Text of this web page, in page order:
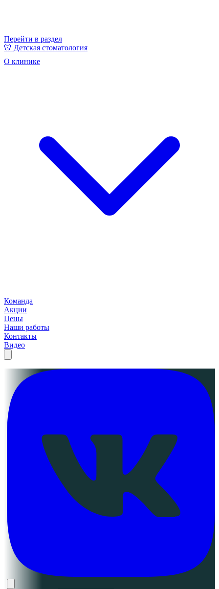
Перейти в раздел
🦷 Детская стоматология
О клинике
Команда
Акции
Цены
Наши работы
Контакты
Видео